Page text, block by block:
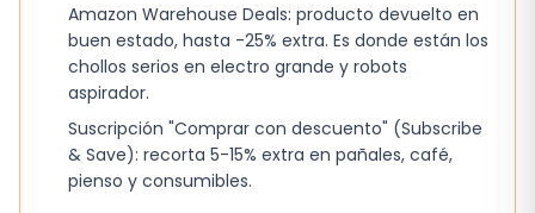
Amazon Warehouse Deals: producto devuelto en
buen estado, hasta -25% extra. Es donde están los
chollos serios en electro grande y robots
aspirador.
Suscripción "Comprar con descuento" (Subscribe
& Save): recorta 5-15% extra en pañales, café,
pienso y consumibles.